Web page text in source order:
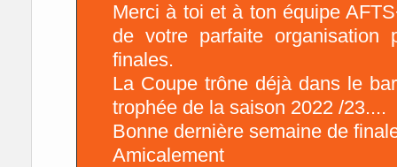
Merci à toi et à ton équipe
de votre parfaite
finales.
La Coupe trône déjà dans le
trophée de la saison 2022 /23....
Bonne dernière semaine de
Amicalement